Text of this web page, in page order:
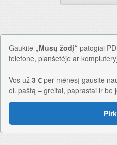
Gaukite „Mūsų žodį“ patogiai
telefone, planšetėje ar
Vos už 3 € per mėnesį gausite
el. paštą – greitai, paprastai ir be